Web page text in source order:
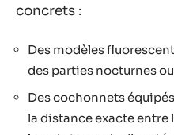
concrets :
Des modèles
des parties nocturnes
Des cochonnets
la distance exacte entre